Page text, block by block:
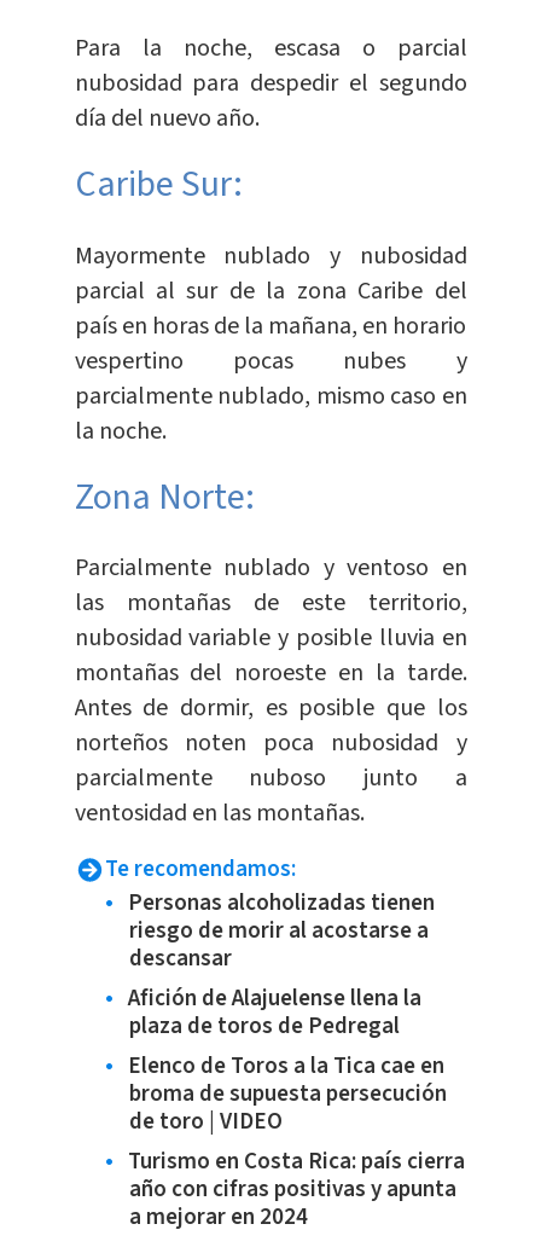
Para la noche, escasa o parcial
nubosidad para despedir el segundo
día del nuevo año.
Caribe Sur:
Mayormente nublado y nubosidad
parcial al sur de la zona Caribe del
país en horas de la mañana, en horario
vespertino pocas nubes y
parcialmente nublado, mismo caso en
la noche.
Zona Norte:
Parcialmente nublado y ventoso en
las montañas de este territorio,
nubosidad variable y posible lluvia en
montañas del noroeste en la tarde.
Antes de dormir, es posible que los
norteños noten poca nubosidad y
parcialmente nuboso junto a
ventosidad en las montañas.
Te recomendamos:
Personas alcoholizadas tienen
riesgo de morir al acostarse a
descansar
Afición de Alajuelense llena la
plaza de toros de Pedregal
Elenco de Toros a la Tica cae en
broma de supuesta persecución
de toro | VIDEO
Turismo en Costa Rica: país cierra
año con cifras positivas y apunta
a mejorar en 2024